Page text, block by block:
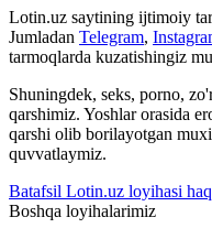
Lotin.uz saytining ijtimoiy
Jumladan Telegram,
tarmoqlarda kuzatishingiz
Shuningdek, seks, porno,
qarshimiz. Yoshlar orasida
qarshi olib borilayotgan
quvvatlaymiz.
Batafsil Lotin.uz loyihasi
Boshqa loyihalarimiz